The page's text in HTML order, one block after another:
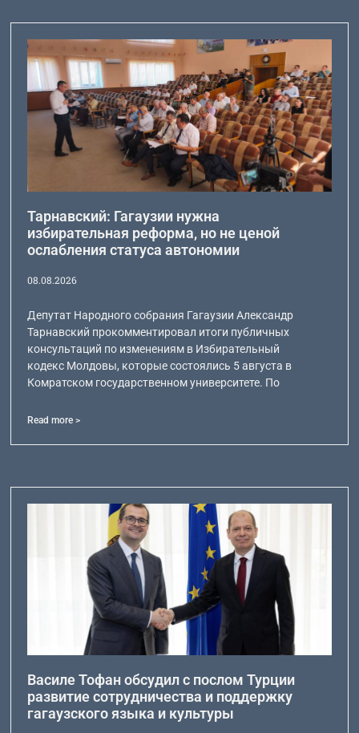
Тарнавский: Гагаузии нужна
избирательная реформа, но не ценой
ослабления статуса автономии
08.08.2026
Депутат Народного собрания Гагаузии Александр
Тарнавский прокомментировал итоги публичных
консультаций по изменениям в Избирательный
кодекс Молдовы, которые состоялись 5 августа в
Комратском государственном университете. По
Read more >
Василе Тофан обсудил с послом Турции
развитие сотрудничества и поддержку
гагаузского языка и культуры